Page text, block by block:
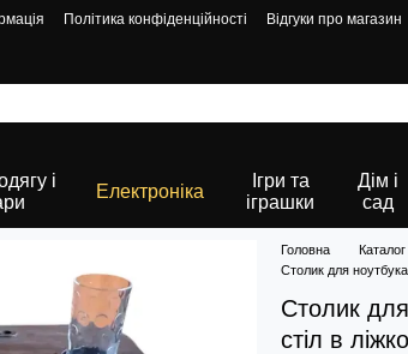
Політика конфіденційності Відгуки про магазин
і
Електроніка
Ігри та
іграшки
Дім і
сад
Головна Каталог
Столик для
Столик
стіл в